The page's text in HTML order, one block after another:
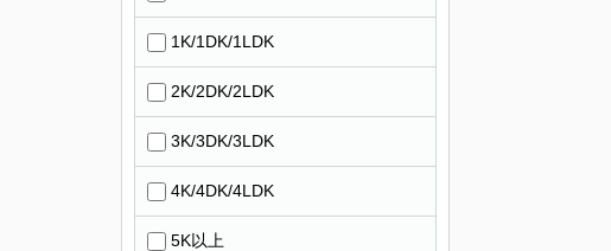
1K/1DK/1LDK
2K/2DK/2LDK
3K/3DK/3LDK
4K/4DK/4LDK
5K以上